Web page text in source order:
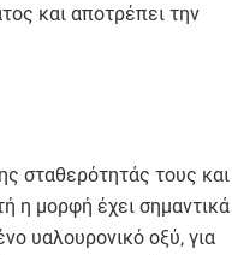
και αποτρέπει την
σταθερότητάς τους και
η μορφή έχει σημαντικά
υαλουρονικό οξύ, για